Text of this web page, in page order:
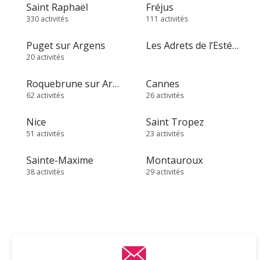
Saint Raphaël
330 activités
Fréjus
111 activités
Puget sur Argens
20 activités
Les Adrets de l’Estérel
Roquebrune sur Argens
62 activités
Cannes
26 activités
Nice
51 activités
Saint Tropez
23 activités
Sainte-Maxime
38 activités
Montauroux
29 activités